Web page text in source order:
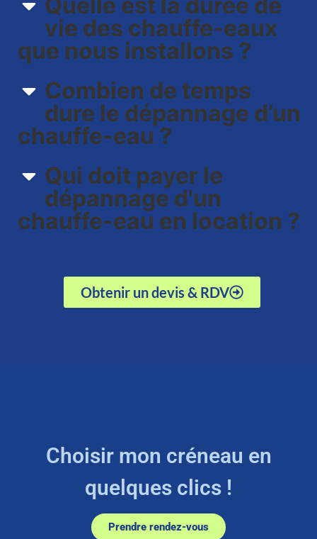
vie des chauffe-eaux
que nous installons ?
Combien de temps
dure le dépannage d’un
chauffe-eau ?
Qui doit payer le
dépannage d'un
chauffe-eau en location ?
Obtenir un devis & RDV
Choisir mon créneau en
quelques clics !
Prendre rendez-vous